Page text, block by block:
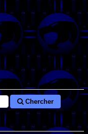
Chercher